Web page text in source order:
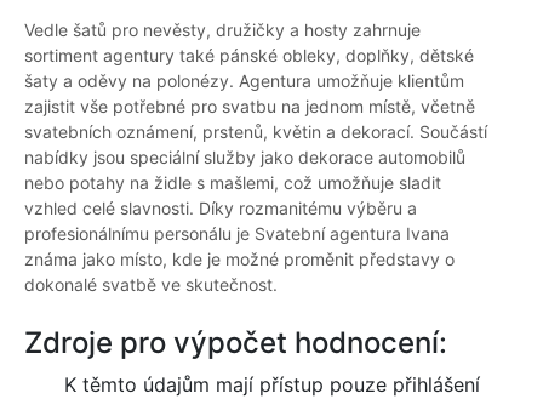
Vedle šatů pro nevěsty, družičky a hosty zahrnuje
sortiment agentury také pánské obleky, doplňky, dětské
šaty a oděvy na polonézy. Agentura umožňuje klientům
zajistit vše potřebné pro svatbu na jednom místě, včetně
svatebních oznámení, prstenů, květin a dekorací. Součástí
nabídky jsou speciální služby jako dekorace automobilů
nebo potahy na židle s mašlemi, což umožňuje sladit
vzhled celé slavnosti. Díky rozmanitému výběru a
profesionálnímu personálu je Svatební agentura Ivana
známa jako místo, kde je možné proměnit představy o
dokonalé svatbě ve skutečnost.
Zdroje pro výpočet hodnocení:
K těmto údajům mají přístup pouze přihlášení